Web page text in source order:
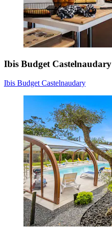
Ibis Budget Castelnaudary
Ibis Budget Castelnaudary